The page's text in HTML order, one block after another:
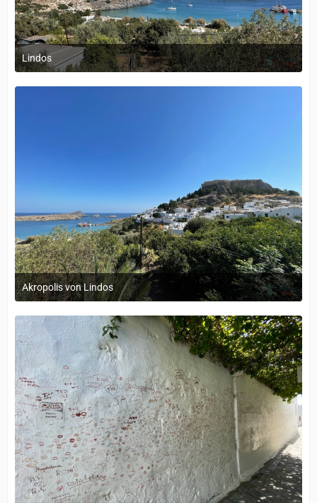
Lindos
12. September 2022 um 14:05
Akropolis von Lindos
12. September 2022 um 14:05